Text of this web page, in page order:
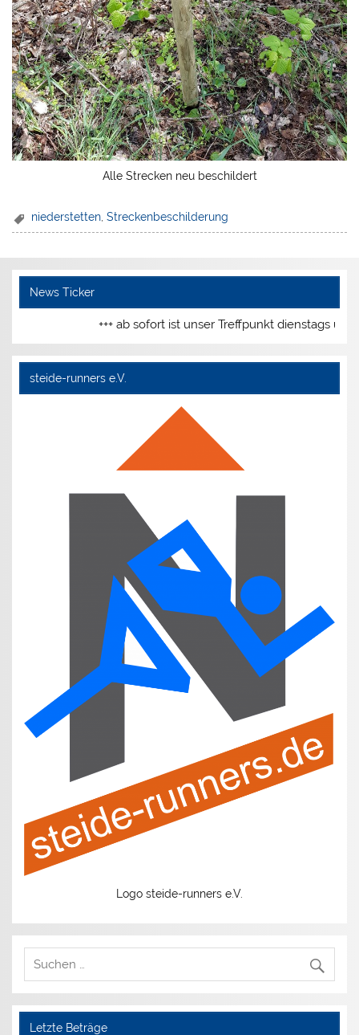
Alle Strecken neu beschildert
niederstetten,Streckenbeschilderung
News Ticker
+++ ab sofort ist unser Treffpunkt dienstags und
steide-runners e.V.
Logo steide-runners e.V.
Letzte Beträge